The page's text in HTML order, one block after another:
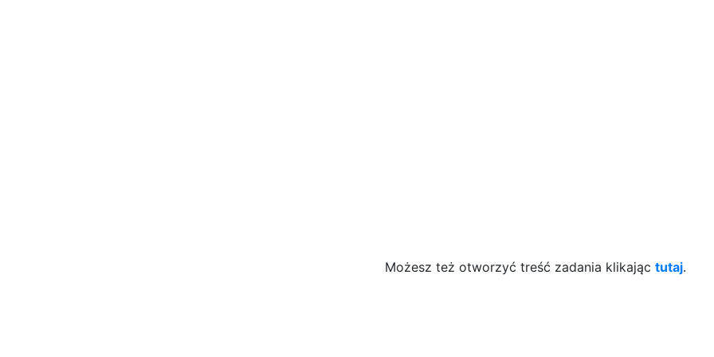
Możesz też otworzyć treść zadania klikając tutaj.